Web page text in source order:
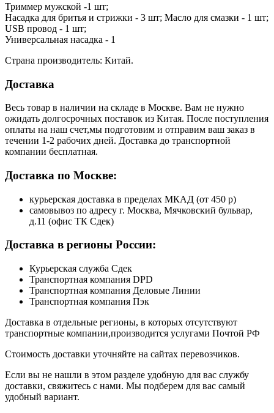
Триммер мужской -1 шт;
Насадка для бритья и стрижки - 3 шт; Масло для смазки - 1 шт;
USB провод - 1 шт;
Универсальная насадка - 1
Страна производитель: Китай.
Доставка
Весь товар в наличии на складе в Москве. Вам не нужно
ожидать долгосрочных поставок из Китая. После поступления
оплаты на наш счет,мы подготовим и отправим ваш заказ в
течении 1-2 рабочих дней. Доставка до транспортной
компании бесплатная.
Доставка по Москве:
курьерская доставка в пределах МКАД (от 450 р)
самовывоз по адресу г. Москва, Мячковский бульвар,
д.11 (офис ТК Сдек)
Доставка в регионы России:
Курьерская служба Сдек
Транспортная компания DPD
Транспортная компания Деловые Линии
Транспортная компания Пэк
Доставка в отдельные регионы, в которых отсутствуют
транспортные компании,производится услугами Почтой РФ
Стоимость доставки уточняйте на сайтах перевозчиков.
Если вы не нашли в этом разделе удобную для вас службу
доставки, свяжитесь с нами. Мы подберем для вас самый
удобный вариант.